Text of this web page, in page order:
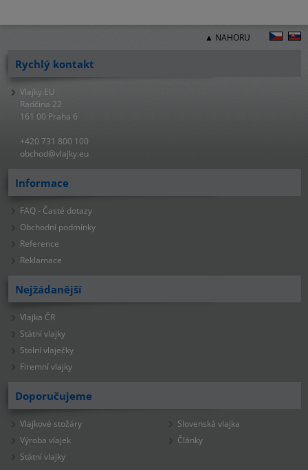
▲ NAHORU
Rychlý kontakt
Vlajky.EU
Radčina 22
161 00 Praha 6
+420 731 800 100
obchod@vlajky.eu
Informace
FAQ - Časté dotazy
Obchodní podmínky
Reference
Reklamace
Nejžádanější
Vlajka ČR
Státní vlajky
Stolní vlaječky
Firemní vlajky
Doporučujeme
Vlajkové stožáry
Výroba vlajek
Státní vlajky
Slovenská vlajka
Články